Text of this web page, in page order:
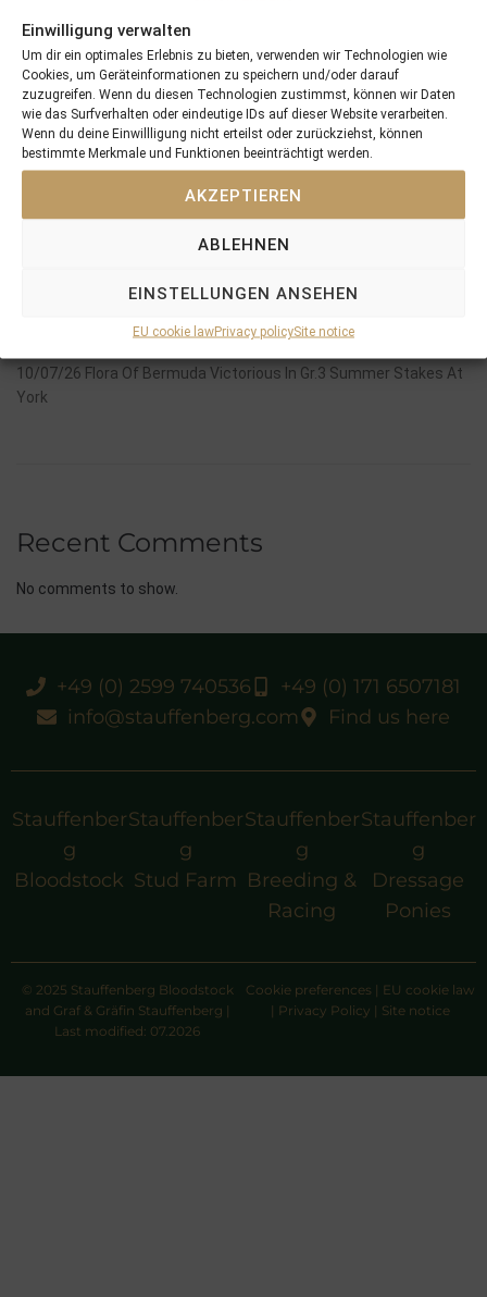
Einwilligung verwalten
Um dir ein optimales Erlebnis zu bieten, verwenden wir Technologien wie
Cookies, um Geräteinformationen zu speichern und/oder darauf
zuzugreifen. Wenn du diesen Technologien zustimmst, können wir Daten
wie das Surfverhalten oder eindeutige IDs auf dieser Website verarbeiten.
Wenn du deine Einwillligung nicht erteilst oder zurückziehst, können
bestimmte Merkmale und Funktionen beeinträchtigt werden.
AKZEPTIEREN
ABLEHNEN
EINSTELLUNGEN ANSEHEN
EU cookie lawPrivacy policySite notice
Recent Posts
18/07/26 Symbol of Honour delivers a brilliant success in the
2026 is already proofing to become a fantastic year for
Stauffenberg Bloodstock and it’s team
Group 1 Glory In Paris
And Now One Of The Leading Fillies For The German Oaks
10/07/26 Flora Of Bermuda Victorious In Gr.3 Summer Stakes At
York
Recent Comments
No comments to show.
+49 (0) 2599 740536
+49 (0) 171 6507181
info@stauffenberg.com
Find us here
Stauffenber
g
Bloodstock
Stauffenber
g
Stud Farm
Stauffenber
g
Breeding &
Racing
Stauffenber
g
Dressage
Ponies
© 2025 Stauffenberg Bloodstock
and Graf & Gräfin Stauffenberg |
Last modified: 07.2026
Cookie preferences | EU cookie law
| Privacy Policy | Site notice